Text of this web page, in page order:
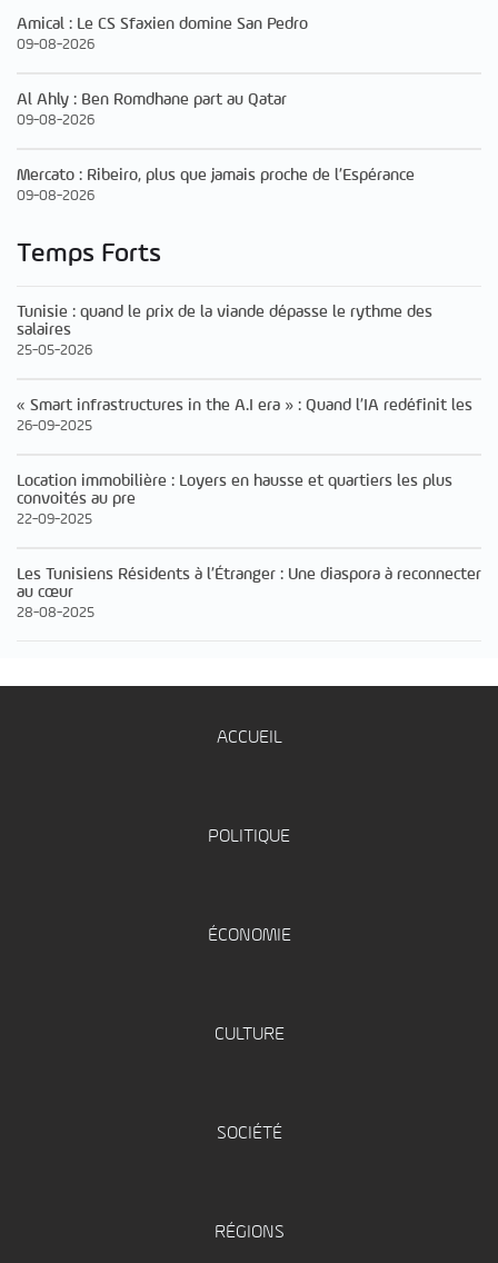
Amical : Le CS Sfaxien domine San Pedro
09-08-2026
Al Ahly : Ben Romdhane part au Qatar
09-08-2026
Mercato : Ribeiro, plus que jamais proche de l’Espérance
09-08-2026
Temps Forts
Tunisie : quand le prix de la viande dépasse le rythme des
salaires
25-05-2026
« Smart infrastructures in the A.I era » : Quand l’IA redéfinit les
26-09-2025
Location immobilière : Loyers en hausse et quartiers les plus
convoités au pre
22-09-2025
Les Tunisiens Résidents à l’Étranger : Une diaspora à reconnecter
au cœur
28-08-2025
ACCUEIL
POLITIQUE
ÉCONOMIE
CULTURE
SOCIÉTÉ
RÉGIONS